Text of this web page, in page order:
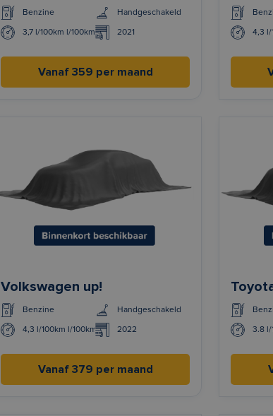
Benzine Handgeschakeld
3,7 l/100km l/100km 2021
Vanaf 359 per maand
4,3 l/
Volkswagen up!
Benzine Handgeschakeld
4,3 l/100km l/100km 2022
Vanaf 379 per maand
3.8 l/